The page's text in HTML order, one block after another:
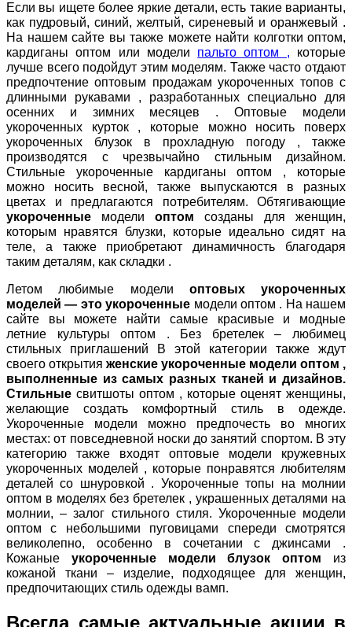
Если вы ищете более яркие детали, есть такие варианты,
как пудровый, синий, желтый, сиреневый и оранжевый .
На нашем сайте вы также можете найти колготки оптом,
кардиганы оптом или модели пальто оптом , которые
лучше всего подойдут этим моделям. Также часто отдают
предпочтение оптовым продажам укороченных топов с
длинными рукавами , разработанных специально для
осенних и зимних месяцев . Оптовые модели
укороченных курток , которые можно носить поверх
укороченных блузок в прохладную погоду , также
производятся с чрезвычайно стильным дизайном.
Стильные укороченные кардиганы оптом , которые
можно носить весной, также выпускаются в разных
цветах и предлагаются потребителям. Обтягивающие
укороченные модели оптом созданы для женщин,
которым нравятся блузки, которые идеально сидят на
теле, а также приобретают динамичность благодаря
таким деталям, как складки .
Летом любимые модели оптовых укороченных
моделей — это укороченные модели оптом . На нашем
сайте вы можете найти самые красивые и модные
летние культуры оптом . Без бретелек – любимец
стильных приглашений В этой категории также ждут
своего открытия женские укороченные модели оптом ,
выполненные из самых разных тканей и дизайнов.
Стильные свитшоты оптом , которые оценят женщины,
желающие создать комфортный стиль в одежде.
Укороченные модели можно предпочесть во многих
местах: от повседневной носки до занятий спортом. В эту
категорию также входят оптовые модели кружевных
укороченных моделей , которые понравятся любителям
деталей со шнуровкой . Укороченные топы на молнии
оптом в моделях без бретелек , украшенных деталями на
молнии, – залог стильного стиля. Укороченные модели
оптом с небольшими пуговицами спереди смотрятся
великолепно, особенно в сочетании с джинсами .
Кожаные укороченные модели блузок оптом из
кожаной ткани – изделие, подходящее для женщин,
предпочитающих стиль одежды вамп.
Всегда самые актуальные акции в